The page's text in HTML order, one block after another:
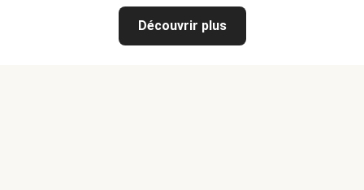
Découvrir plus